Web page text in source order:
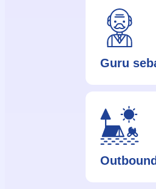
Guru